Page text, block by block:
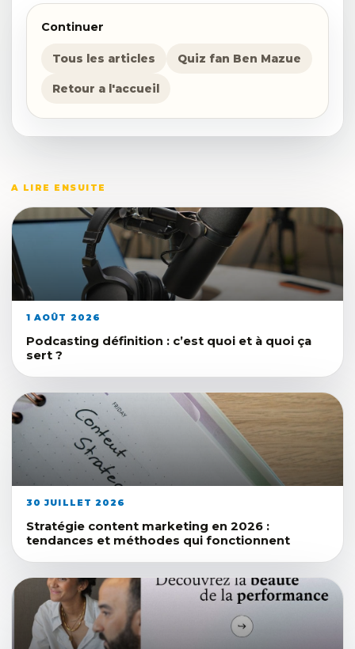
Continuer
Tous les articles Quiz fan Ben Mazue
Retour a l'accueil
A LIRE ENSUITE
1 AOÛT 2026
Podcasting définition : c’est quoi et à quoi ça
sert ?
30 JUILLET 2026
Stratégie content marketing en 2026 :
tendances et méthodes qui fonctionnent